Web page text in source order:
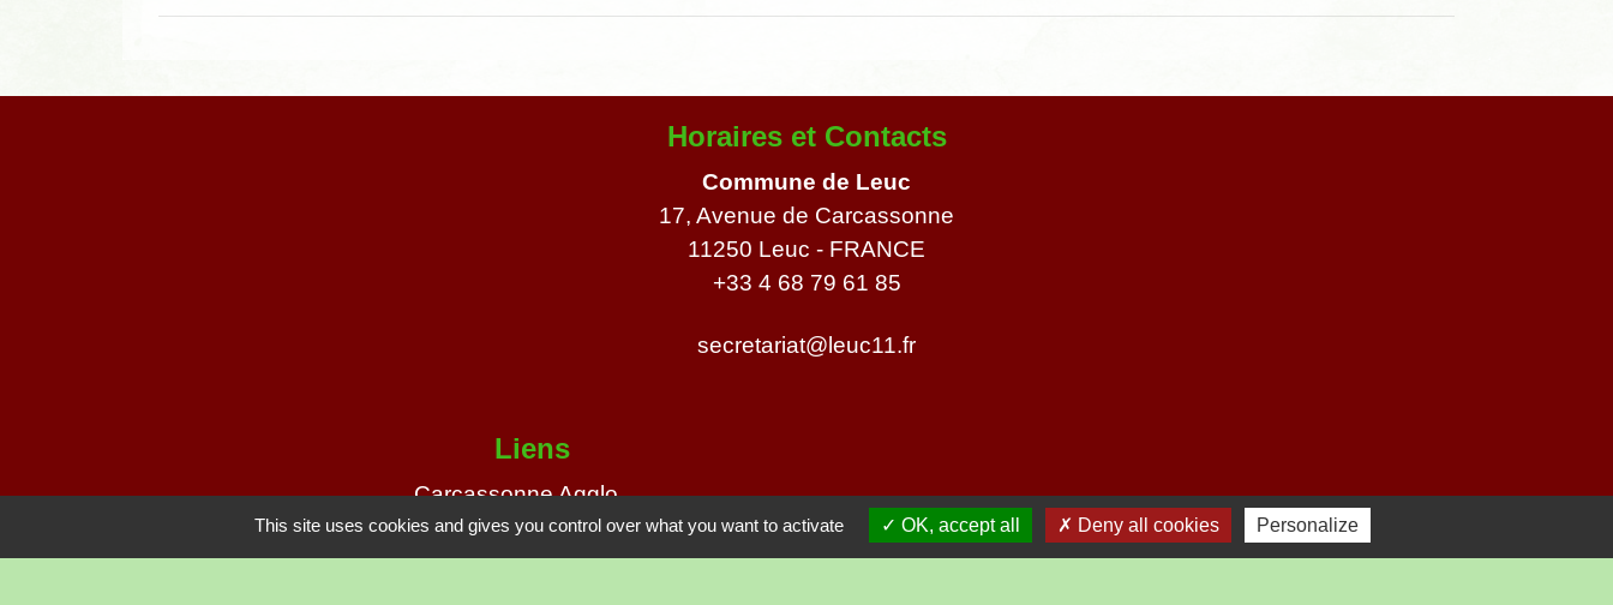
Horaires et Contacts
Commune de Leuc
17, Avenue de Carcassonne
11250 Leuc - FRANCE
+33 4 68 79 61 85
secretariat@leuc11.fr
Liens
Carcassonne Agglo
COVALDEM
SNCF
This site uses cookies and gives you control over what you want to activate OK, accept all Deny all cookies Personalize